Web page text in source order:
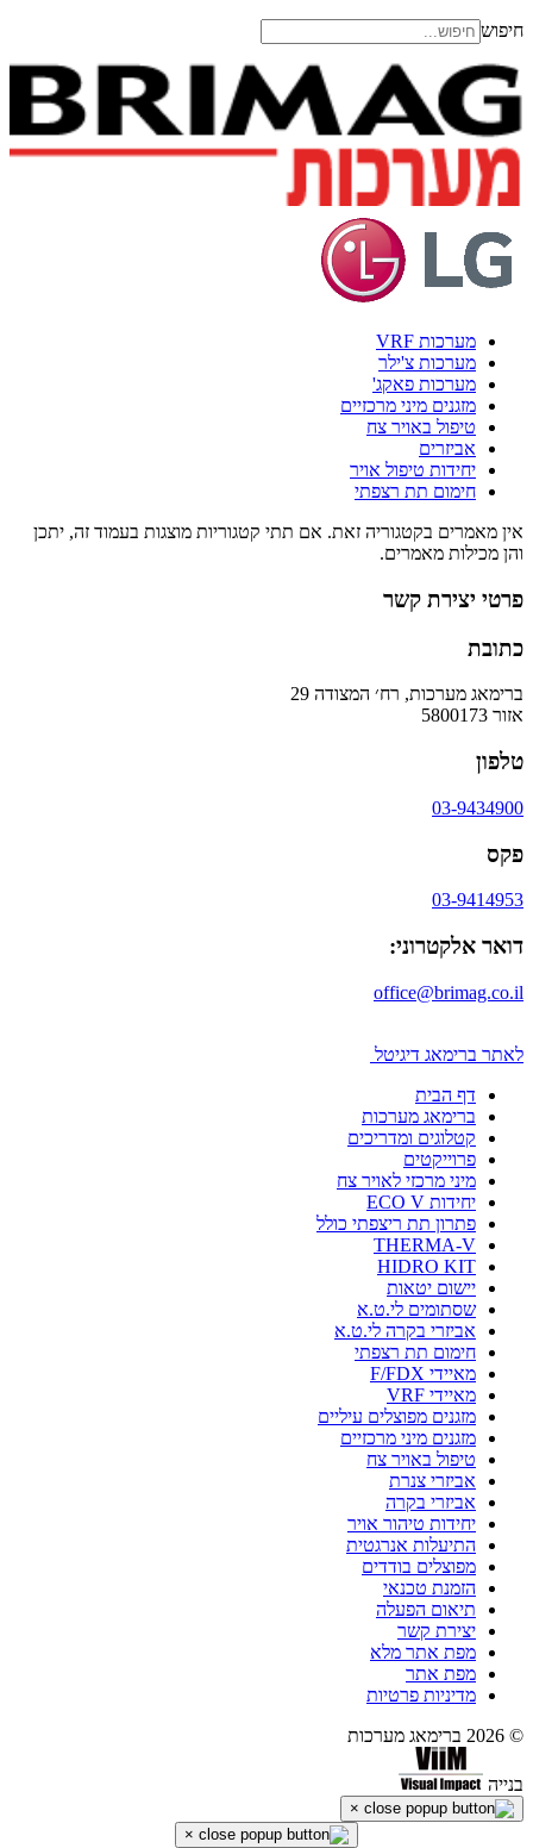
חיפוש
מערכות VRF
מערכות צ'ילר
מערכות פאקג'
מזגנים מיני מרכזיים
טיפול באויר צח
אביזרים
יחידות טיפול אויר
חימום תת רצפתי
אין מאמרים בקטגוריה זאת. אם תתי קטגוריות מוצגות בעמוד זה, יתכן
והן מכילות מאמרים.
פרטי יצירת קשר
כתובת
ברימאג מערכות, רח׳ המצודה 29
אזור 5800173
טלפון
03-9434900
פקס
03-9414953
דואר אלקטרוני:
office@brimag.co.il
לאתר ברימאג דיגיטל
דף הבית
ברימאג מערכות
קטלוגים ומדריכים
פרוייקטים
מיני מרכזי לאויר צח
יחידות ECO V
פתרון תת ריצפתי כולל
THERMA-V
HIDRO KIT
יישום יטאות
שסתומים לי.ט.א
אביזרי בקרה לי.ט.א
חימום תת רצפתי
מאיידי F/FDX
מאיידי VRF
מזגנים מפוצלים עיליים
מזגנים מיני מרכזיים
טיפול באויר צח
אביזרי צנרת
אביזרי בקרה
יחידות טיהור אויר
התיעלות אנרגטית
מפוצלים בודדים
הזמנת טכנאי
תיאום הפעלה
יצירת קשר
מפת אתר מלא
מפת אתר
מדיניות פרטיות
© 2026 ברימאג מערכות
בנייה
×
×